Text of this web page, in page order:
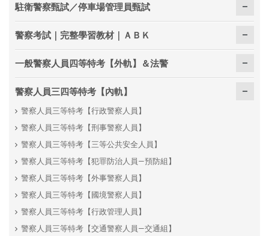
駐衛警察甄試／停車場管理員甄試
警察考試｜完整學習教材｜ＡＢＫ
一般警察人員四等特考【外軌】＆法警
警察人員三四等特考【內軌】
警察人員三等特考【行政警察人員】
警察人員三等特考【刑事警察人員】
警察人員三等特考【三等公共安全人員】
警察人員三等特考【犯罪防治人員—預防組】
警察人員三等特考【外事警察人員】
警察人員三等特考【國境警察人員】
警察人員三等特考【行政管理人員】
警察人員三等特考【交通警察人員—交通組】